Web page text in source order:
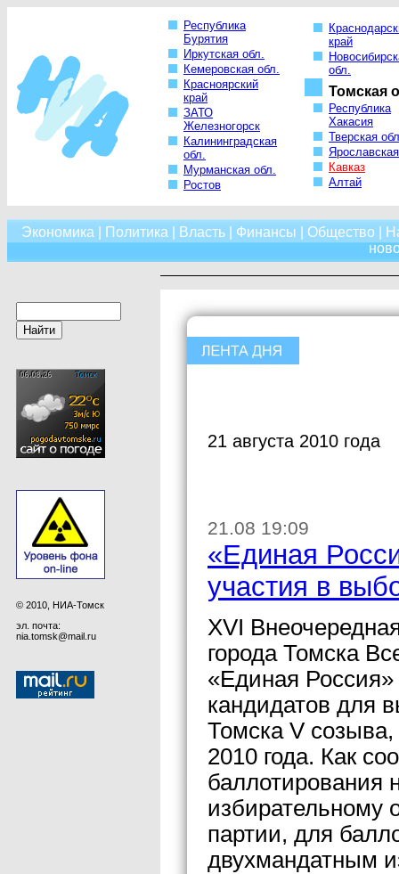
Республика
Бурятия
Иркутская обл.
Кемеровская обл.
Красноярский
край
ЗАТО
Железногорск
Калининградская
обл.
Мурманская обл.
Ростов
край
обл.
Томская
Республика
Хакасия
Тверская
Кавказ
Алтай
Экономика Политика Власть| Финансы Общество
© 2010, НИА-Томск
эл. почта:
nia.tomsk@mail.ru
21 августа 2010 года
21.08 19:09
«Единая
участия в
XVI
города Томска
«Единая Россия»
кандидатов для
Томска V
2010 года. Как
баллотирования
избирательному
партии, для
двухмандатным